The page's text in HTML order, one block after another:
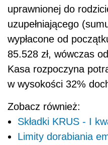
uprawnionej do
uzupełniającego
wypłacone od
85.528 zł, wówczas
Kasa rozpoczyna
w wysokości 32%
Zobacz również:
Składki KRUS - I
Limity dorabiania